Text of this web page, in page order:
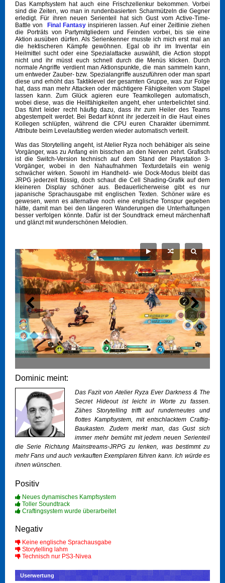
Das Kampfsystem hat auch eine Frischzellenkur bekommen. Vorbei
sind die Zeiten, wo man in rundenbasierten Scharmützeln die Gegner
erledigt. Für ihren neuen Serienteil hat sich Gust vom Active-Time-
Battle von
Final Fantasyinspirieren lassen. Auf einer Zeitlinie ziehen
die Porträts von Partymitgliedern und Feinden vorbei, bis sie eine
Aktion ausüben dürfen. Als Serienkenner musste ich mich erst mal an
die hektischeren Kämpfe gewöhnen. Egal ob ihr im Inventar ein
Heilmittel sucht oder eine Spezialattacke auswählt, die Action stoppt
nicht und ihr müsst euch schnell durch die Menüs klicken. Durch
normale Angriffe verdient man Aktionspunkte, die man sammeln kann,
um entweder Zauber- bzw. Spezialangriffe auszuführen oder man spart
diese und erhöht das Taktiklevel der gesamten Gruppe, was zur Folge
hat, dass man mehr Attacken oder mächtigere Fähigkeiten vom Stapel
lassen kann. Zum Glück agieren eure Teamkollegen automatisch,
wobei diese, was die Heilfähigkeiten angeht, eher unterbelichtet sind.
Das führt leider recht häufig dazu, dass ihr zum Heiler des Teams
abgestempelt werdet. Bei Bedarf könnt ihr jederzeit in die Haut eines
Kollegen schlüpfen, während die CPU euren Charakter übernimmt.
Attribute beim Levelaufstieg werden wieder automatisch verteilt.
Was das Storytelling angeht, ist Atelier Ryza noch behäbiger als seine
Vorgänger, was zu Anfang ein bisschen an den Nerven zehrt. Grafisch
ist die Switch-Version technisch auf dem Stand der Playstation 3-
Vorgänger, wobei in den Nahaufnahmen Texturdetails ein wenig
schwächer wirken. Sowohl im Handheld- wie Dock-Modus bleibt das
JRPG jederzeit flüssig, doch schaut die Cell Shading-Grafik auf dem
kleineren Display schöner aus. Bedauerlicherweise gibt es nur
japanische Sprachausgabe mit englischen Texten. Schöner wäre es
gewesen, wenn es alternative noch eine englische Tonspur gegeben
hätte, damit man bei den längeren Wanderungen die Unterhaltungen
besser verfolgen könnte. Dafür ist der Soundtrack erneut märchenhaft
und glänzt mit wunderschönen Melodien.
Dominic meint:
Das Fazit von Atelier Ryza Ever Darkness & The
Secret Hideout ist leicht in Worte zu fassen.
Zähes Storytelling trifft auf runderneutes und
flottes Kampfsystem, mit entschlacktem Craftig-
Baukasten. Zudem merkt man, das Gust sich
immer mehr bemüht mit jedem neuen Serienteil
die Serie Richtung Mainstreams-JRPG zu lenken, was bestimmt zu
mehr Fans und auch verkauften Exemplaren führen kann. Ich würde es
ihnen wünschen.
Positiv
Neues dynamisches Kampfsystem
Toller Soundtrack
Craftingsystem wurde überarbeitet
Negativ
Keine englische Sprachausgabe
Storytelling lahm
Technisch nur PS3-Nivea
Userwertung